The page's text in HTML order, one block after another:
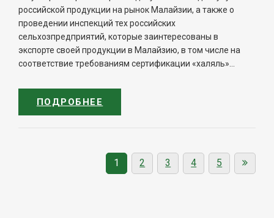
российской продукции на рынок Малайзии, а также о
проведении инспекций тех российских
сельхозпредприятий, которые заинтересованы в
экспорте своей продукции в Малайзию, в том числе на
соответствие требованиям сертификации «халяль»...
ПОДРОБНЕЕ
1 2 3 4 5